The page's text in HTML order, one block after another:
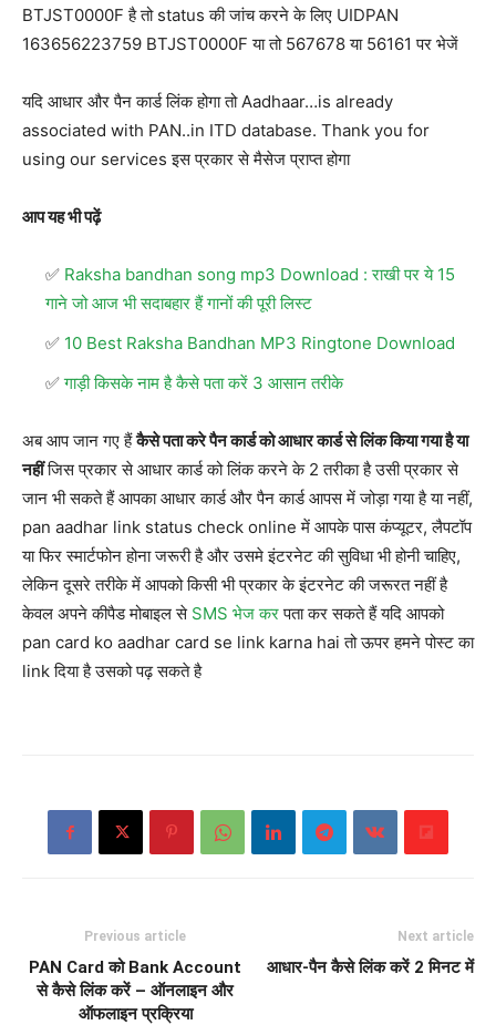
BTJST0000F है तो status की जांच करने के लिए UIDPAN
163656223759 BTJST0000F या तो 567678 या 56161 पर भेजें
यदि आधार और पैन कार्ड लिंक होगा तो Aadhaar…is already
associated with PAN..in ITD database. Thank you for
using our services इस प्रकार से मैसेज प्राप्त होगा
आप यह भी पढ़ें
Raksha bandhan song mp3 Download : राखी पर ये 15
गाने जो आज भी सदाबहार हैं गानों की पूरी लिस्ट
10 Best Raksha Bandhan MP3 Ringtone Download
गाड़ी किसके नाम है कैसे पता करें 3 आसान तरीके
अब आप जान गए हैंकैसे पता करे पैन कार्ड को आधार कार्ड से लिंक किया गया है या
नहींजिस प्रकार से आधार कार्ड को लिंक करने के 2 तरीका है उसी प्रकार से
जान भी सकते हैं आपका आधार कार्ड और पैन कार्ड आपस में जोड़ा गया है या नहीं,
pan aadhar link status check online में आपके पास कंप्यूटर, लैपटॉप
या फिर स्मार्टफोन होना जरूरी है और उसमे इंटरनेट की सुविधा भी होनी चाहिए,
लेकिन दूसरे तरीके में आपको किसी भी प्रकार के इंटरनेट की जरूरत नहीं है
केवल अपने कीपैड मोबाइल से SMS भेज करपता कर सकते हैं यदि आपको
pan card ko aadhar card se link karna hai तो ऊपर हमने पोस्ट का
link दिया है उसको पढ़ सकते है
Previous article
PAN Card को Bank Account
से कैसे लिंक करें – ऑनलाइन और
ऑफलाइन प्रक्रिया
Next article
आधार-पैन कैसे लिंक करें 2 मिनट में